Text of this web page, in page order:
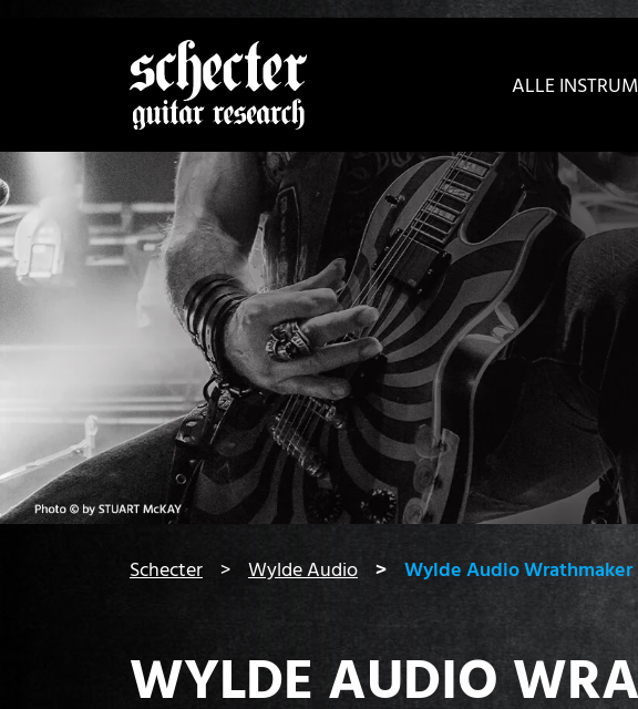
Zeige besser passende
ALLE
Schecter Wylde Audio Wylde Audio Wrathmaker
WYLDE AUDIO